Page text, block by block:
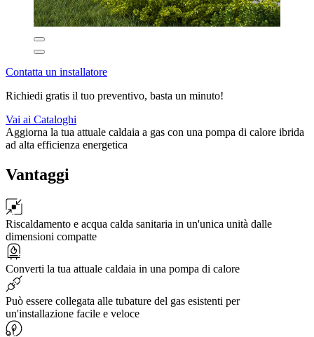
Contatta un installatore
Richiedi gratis il tuo preventivo, basta un minuto!
Vai ai Cataloghi
Aggiorna la tua attuale caldaia a gas con una pompa di calore ibrida
ad alta efficienza energetica
Vantaggi
Riscaldamento e acqua calda sanitaria in un'unica unità dalle
dimensioni compatte
Converti la tua attuale caldaia in una pompa di calore
Può essere collegata alle tubature del gas esistenti per
un'installazione facile e veloce